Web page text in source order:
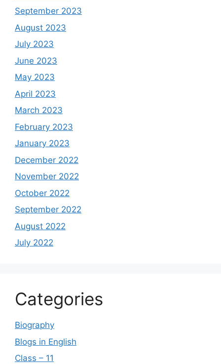
September 2023
August 2023
July 2023
June 2023
May 2023
April 2023
March 2023
February 2023
January 2023
December 2022
November 2022
October 2022
September 2022
August 2022
July 2022
Categories
Biography
Blogs in English
Class – 11